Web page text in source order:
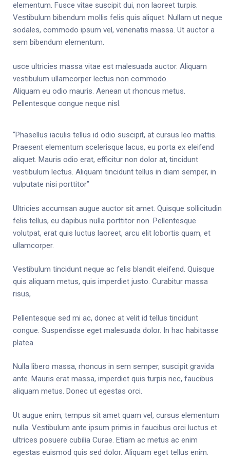
elementum. Fusce vitae suscipit dui, non laoreet turpis.
Vestibulum bibendum mollis felis quis aliquet. Nullam ut neque
sodales, commodo ipsum vel, venenatis massa. Ut auctor a
sem bibendum elementum.
usce ultricies massa vitae est malesuada auctor. Aliquam
vestibulum ullamcorper lectus non commodo.
Aliquam eu odio mauris. Aenean ut rhoncus metus.
Pellentesque congue neque nisl.
“Phasellus iaculis tellus id odio suscipit, at cursus leo mattis.
Praesent elementum scelerisque lacus, eu porta ex eleifend
aliquet. Mauris odio erat, efficitur non dolor at, tincidunt
vestibulum lectus. Aliquam tincidunt tellus in diam semper, in
vulputate nisi porttitor”
Ultricies accumsan augue auctor sit amet. Quisque sollicitudin
felis tellus, eu dapibus nulla porttitor non. Pellentesque
volutpat, erat quis luctus laoreet, arcu elit lobortis quam, et
ullamcorper.
Vestibulum tincidunt neque ac felis blandit eleifend. Quisque
quis aliquam metus, quis imperdiet justo. Curabitur massa
risus,
Pellentesque sed mi ac, donec at velit id tellus tincidunt
congue. Suspendisse eget malesuada dolor. In hac habitasse
platea.
Nulla libero massa, rhoncus in sem semper, suscipit gravida
ante. Mauris erat massa, imperdiet quis turpis nec, faucibus
aliquam metus. Donec ut egestas orci.
Ut augue enim, tempus sit amet quam vel, cursus elementum
nulla. Vestibulum ante ipsum primis in faucibus orci luctus et
ultrices posuere cubilia Curae. Etiam ac metus ac enim
egestas euismod quis sed dolor. Aliquam eget tellus enim.